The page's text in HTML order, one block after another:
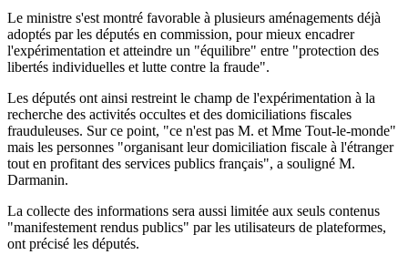
Le ministre s'est montré favorable à plusieurs aménagements déjà
adoptés par les députés en commission, pour mieux encadrer
l'expérimentation et atteindre un "équilibre" entre "protection des
libertés individuelles et lutte contre la fraude".
Les députés ont ainsi restreint le champ de l'expérimentation à la
recherche des activités occultes et des domiciliations fiscales
frauduleuses. Sur ce point, "ce n'est pas M. et Mme Tout-le-monde"
mais les personnes "organisant leur domiciliation fiscale à l'étranger
tout en profitant des services publics français", a souligné M.
Darmanin.
La collecte des informations sera aussi limitée aux seuls contenus
"manifestement rendus publics" par les utilisateurs de plateformes,
ont précisé les députés.